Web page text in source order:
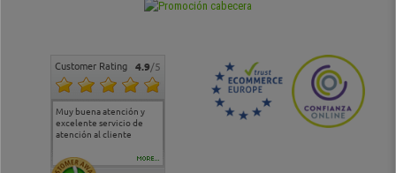
Customer Rating 4.9/5
Muy buena atención y
excelente servicio de
atención al cliente
Muy buena atención de
cara al asesoramiento
Si estoy contento
MORE...